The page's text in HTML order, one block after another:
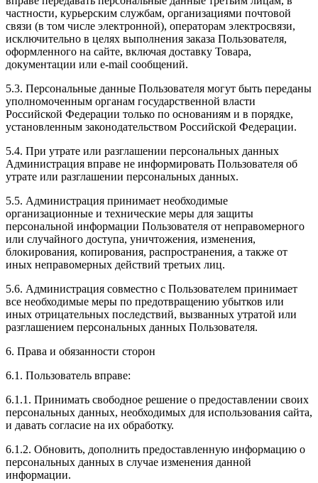
частности, курьерским службам, организациями почтовой
связи (в том числе электронной), операторам электросвязи,
исключительно в целях выполнения заказа Пользователя,
оформленного на сайте, включая доставку Товара,
документации или e-mail сообщений.
5.3. Персональные данные Пользователя могут быть переданы
уполномоченным органам государственной власти
Российской Федерации только по основаниям и в порядке,
установленным законодательством Российской Федерации.
5.4. При утрате или разглашении персональных данных
Администрация вправе не информировать Пользователя об
утрате или разглашении персональных данных.
5.5. Администрация принимает необходимые
организационные и технические меры для защиты
персональной информации Пользователя от неправомерного
или случайного доступа, уничтожения, изменения,
блокирования, копирования, распространения, а также от
иных неправомерных действий третьих лиц.
5.6. Администрация совместно с Пользователем принимает
все необходимые меры по предотвращению убытков или
иных отрицательных последствий, вызванных утратой или
разглашением персональных данных Пользователя.
6. Права и обязанности сторон
6.1. Пользователь вправе:
6.1.1. Принимать свободное решение о предоставлении своих
персональных данных, необходимых для использования сайта,
и давать согласие на их обработку.
6.1.2. Обновить, дополнить предоставленную информацию о
персональных данных в случае изменения данной
информации.